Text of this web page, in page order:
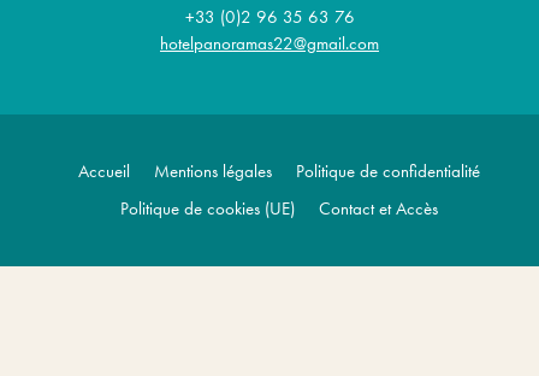
+33 (0)2 96 35 63 76
hotelpanoramas22@gmail.com
Accueil Mentions légales
Politique de confidentialité
Politique de cookies (UE)
Contact et Accès